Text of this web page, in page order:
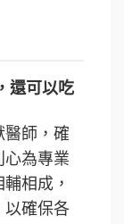
還可以吃
醫師，確
心為專業
相成，
以確保各